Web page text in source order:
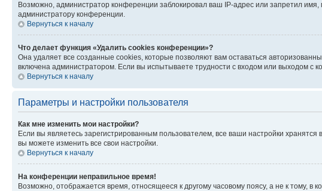
Возможно, администратор конференции заблокировал ваш IP-адрес или запретил
администратору конференции.
Вернуться к началу
Что делает функция «Удалить cookies конференции»?
Она удаляет все созданные cookies, которые позволяют вам оставаться
включена администратором. Если вы испытываете трудности с входом или выходом с
Вернуться к началу
Параметры и настройки пользователя
Как мне изменить мои настройки?
Если вы являетесь зарегистрированным пользователем, все ваши настройки
вы можете изменить все свои настройки.
Вернуться к началу
На конференции неправильное время!
Возможно, отображается время, относящееся к другому часовому поясу, а не к тому, в